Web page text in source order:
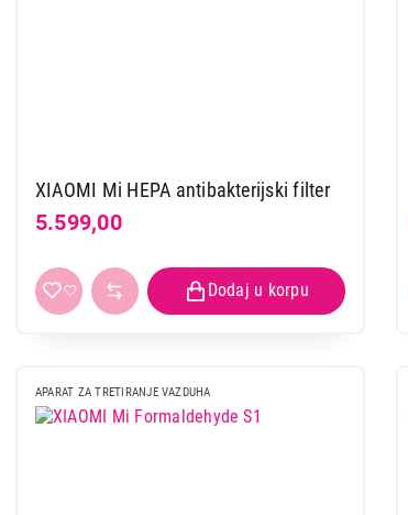
AUTO TEHNIKA
OPREMA ZA PAMETNE
SATOVE
PROJEKTORI
PODATAKA
XIAOMI Mi HEPA antibakterijski filter
5.599,00
APARAT ZA TRETIRANJE VAZDUHA